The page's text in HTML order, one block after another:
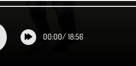
00:00/ 18:56